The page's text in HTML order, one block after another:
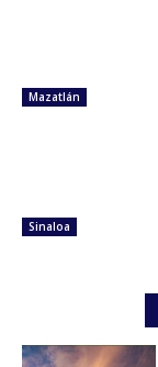
Mazatlán
Sinaloa